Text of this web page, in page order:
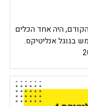
היה אחד הכלים
בגוגל אנליטיקס.